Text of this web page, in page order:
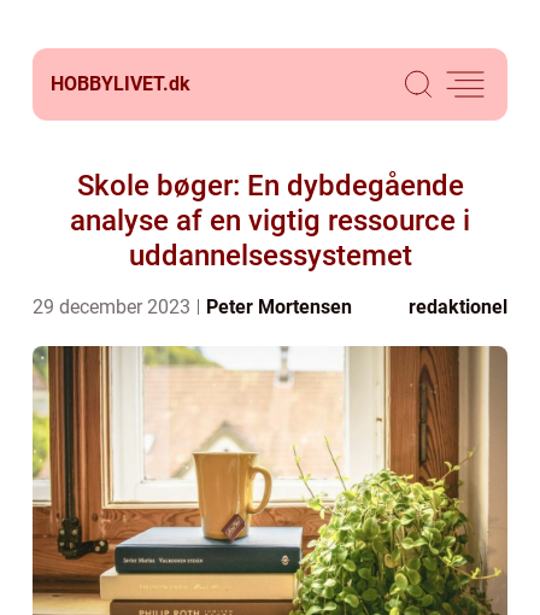
HOBBYLIVET.dk
Skole bøger: En dybdegående
analyse af en vigtig ressource i
uddannelsessystemet
29 december 2023 Peter Mortensen redaktionel